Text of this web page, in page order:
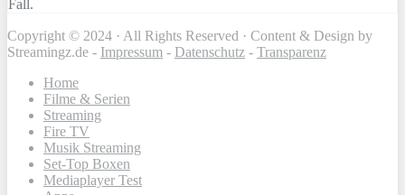
Fall.
Copyright © 2024 · All Rights Reserved · Content & Design by
Streamingz.de - Impressum - Datenschutz - Transparenz
Home
Filme & Serien
Streaming
Fire TV
Musik Streaming
Set-Top Boxen
Mediaplayer Test